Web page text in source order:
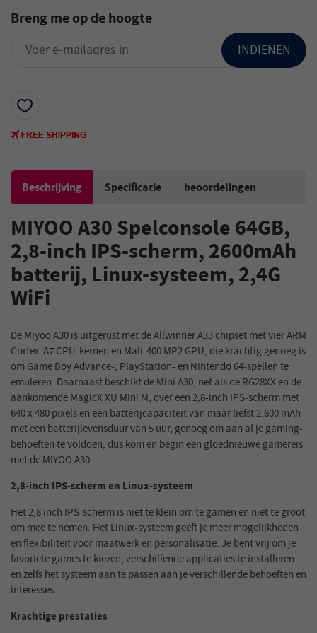
Breng me op de hoogte
INDIENEN
Beschrijving Specificatie beoordelingen
MIYOO A30 Spelconsole 64GB,
2,8-inch IPS-scherm, 2600mAh
batterij, Linux-systeem, 2,4G
WiFi
De Miyoo A30 is uitgerust met de Allwinner A33 chipset met vier ARM
Cortex-A7 CPU-kernen en Mali-400 MP2 GPU, die krachtig genoeg is
om Game Boy Advance-, PlayStation- en Nintendo 64-spellen te
emuleren. Daarnaast beschikt de Mini A30, net als de RG28XX en de
aankomende MagicX XU Mini M, over een 2,8-inch IPS-scherm met
640 x 480 pixels en een batterijcapaciteit van maar liefst 2.600 mAh
met een batterijlevensduur van 5 uur, genoeg om aan al je gaming-
behoeften te voldoen, dus kom en begin een gloednieuwe gamereis
met de MIYOO A30.
2,8-inch IPS-scherm en Linux-systeem
Het 2,8 inch IPS-scherm is niet te klein om te gamen en niet te groot
om mee te nemen. Het Linux-systeem geeft je meer mogelijkheden
en flexibiliteit voor maatwerk en personalisatie. Je bent vrij om je
favoriete games te kiezen, verschillende applicaties te installeren
en zelfs het systeem aan te passen aan je verschillende behoeften en
interesses.
Krachtige prestaties